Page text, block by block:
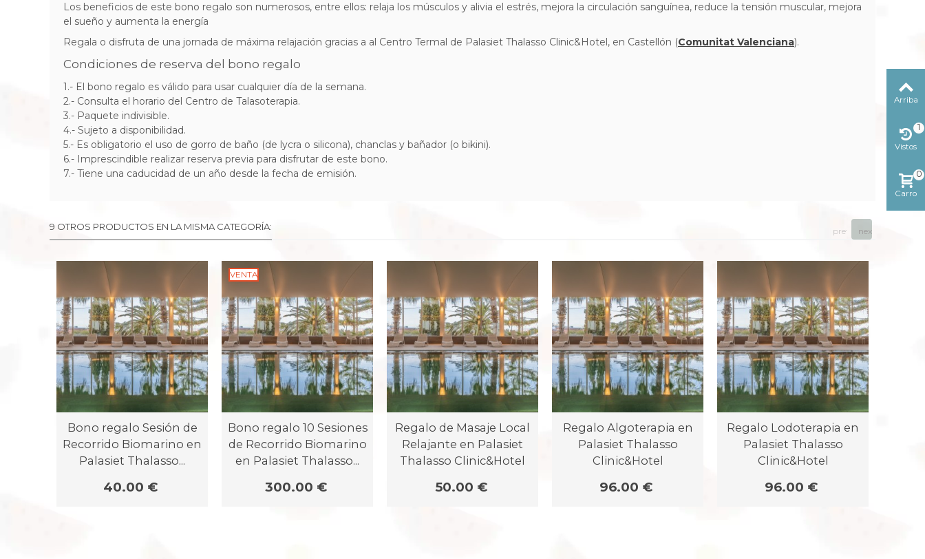
Los beneficios de este bono regalo son numerosos, entre ellos: relaja los músculos y alivia el estrés, mejora la circulación sanguínea, reduce la tensión muscular, mejora
el sueño y aumenta la energía
Regala o disfruta de una jornada de máxima relajación gracias a al Centro Termal de Palasiet Thalasso Clinic&Hotel, en Castellón (Comunitat Valenciana).
Condiciones de reserva del bono regalo
1.- El bono regalo es válido para usar cualquier día de la semana.
2.- Consulta el horario del Centro de Talasoterapia.
3.- Paquete indivisible.
4.- Sujeto a disponibilidad.
5.- Es obligatorio el uso de gorro de baño (de lycra o silicona), chanclas y bañador (o bikini).
6.- Imprescindible realizar reserva previa para disfrutar de este bono.
7.- Tiene una caducidad de un año desde la fecha de emisión.
9 OTROS PRODUCTOS EN LA MISMA CATEGORÍA:
Bono regalo Sesión de
Recorrido Biomarino en
Palasiet Thalasso...
40.00 €
VENTA
Bono regalo 10 Sesiones
de Recorrido Biomarino
en Palasiet Thalasso...
300.00 €
Regalo de Masaje Local
Relajante en Palasiet
Thalasso Clinic&Hotel
50.00 €
Regalo Algoterapia en
Palasiet Thalasso
Clinic&Hotel
96.00 €
Regalo Lodoterapia en
Palasiet Thalasso
Clinic&Hotel
96.00 €
prev next
Arriba
Vistos
1
Carro
0